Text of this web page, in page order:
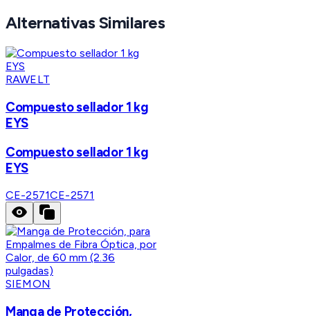
Alternativas Similares
RAWELT
Compuesto sellador 1 kg
EYS
Compuesto sellador 1 kg
EYS
CE-2571CE-2571
SIEMON
Manga de Protección,